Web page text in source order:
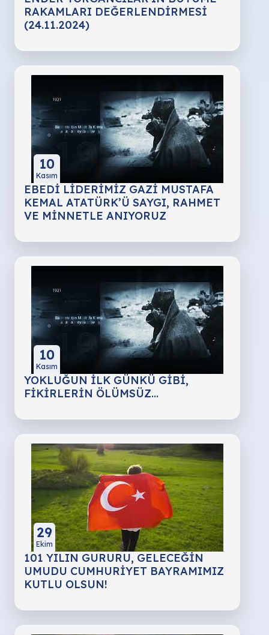
RAKAMLARI DEĞERLENDİRMESİ
(24.11.2024)
10
Kasım
EBEDİ LİDERİMİZ GAZİ MUSTAFA
KEMAL ATATÜRK’Ü SAYGI, RAHMET
VE MİNNETLE ANIYORUZ
10
Kasım
YOKLUĞUN İLK GÜNKÜ GİBİ,
FİKİRLERİN ÖLÜMSÜZ…
29
Ekim
101 YILIN GURURU, GELECEĞİN
UMUDU CUMHURİYET BAYRAMIMIZ
KUTLU OLSUN!